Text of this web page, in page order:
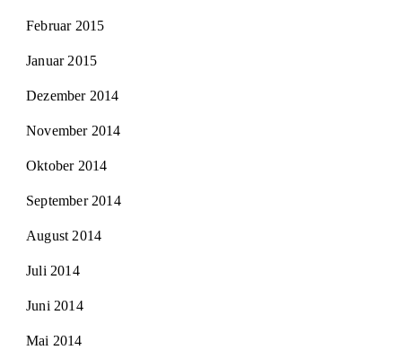
Februar 2015
Januar 2015
Dezember 2014
November 2014
Oktober 2014
September 2014
August 2014
Juli 2014
Juni 2014
Mai 2014